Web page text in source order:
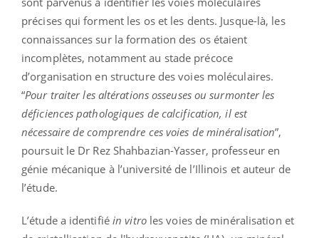
précises qui forment les os et les dents. Jusque-là, les
connaissances sur la formation des os étaient
incomplètes, notamment au stade précoce
d’organisation en structure des voies moléculaires.
“Pour traiter les altérations osseuses ou surmonter les
déficiences pathologiques de calcification, il est
nécessaire de comprendre ces voies de minéralisation”,
poursuit le Dr Rez Shahbazian-Yasser, professeur en
génie mécanique à l’université de l’Illinois et auteur de
l’étude.
L’étude a identifié in vitroles voies de minéralisation et